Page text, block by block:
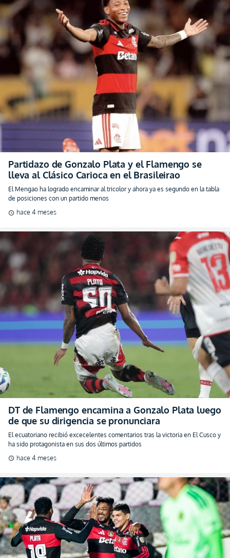
Partidazo de Gonzalo Plata y el Flamengo se
lleva al Clásico Carioca en el Brasileirao
El Mengao ha logrado encaminar al tricolor y ahora ya es segundo en la tabla
de posiciones con un partido menos
schedule hace 4 meses
DT de Flamengo encamina a Gonzalo Plata luego
de que su dirigencia se pronunciara
El ecuatoriano recibió excecelentes comentarios tras la victoria en El Cusco y
ha sido protagonista en sus dos últimos partidos
schedule hace 4 meses